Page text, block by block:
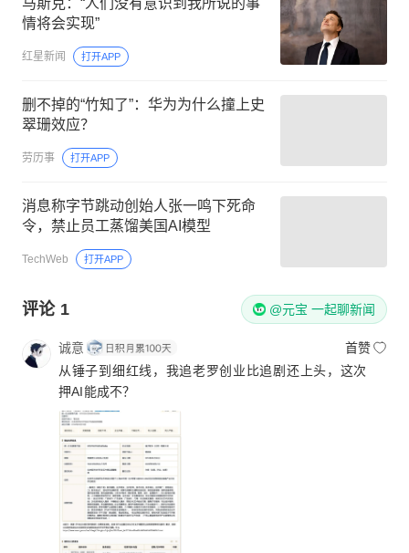
马斯克：“人们没有意识到我所说的事
情将会实现”
红星新闻 打开APP
删不掉的“竹知了”：华为为什么撞上史
翠珊效应？
劳历事 打开APP
消息称字节跳动创始人张一鸣下死命
令，禁止员工蒸馏美国AI模型
TechWeb 打开APP
评论 1 @元宝 一起聊新闻
诚意
首赞
从锤子到细红线，我追老罗创业比追剧还上头，这次
押AI能成不？